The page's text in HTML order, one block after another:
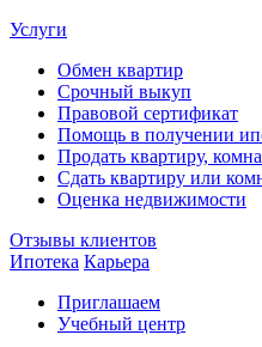
Услуги
Обмен квартир
Срочный выкуп
Правовой сертификат
Помощь в получении
Продать квартиру,
Сдать квартиру или
Оценка недвижимости
Отзывы клиентов
Ипотека Карьера
Приглашаем
Учебный центр